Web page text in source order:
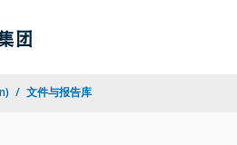
文件与报告库